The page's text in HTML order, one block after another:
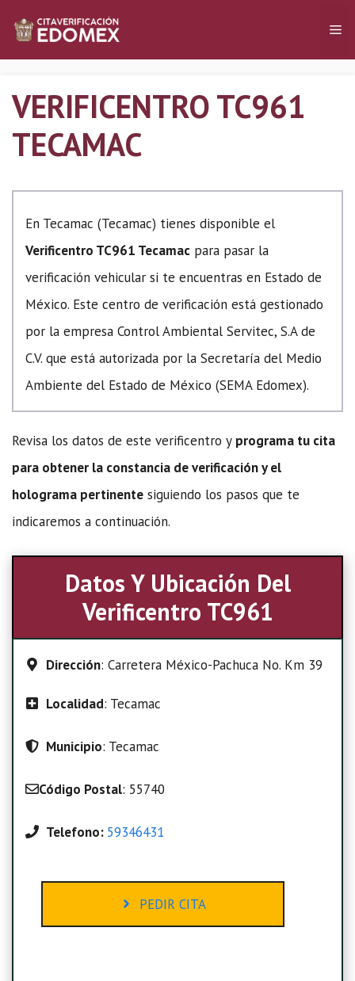
VERIFICENTRO TC961
TECAMAC
En Tecamac (Tecamac) tienes disponible el
Verificentro TC961 Tecamac para pasar la
verificación vehicular si te encuentras en Estado de
México. Este centro de verificación está gestionado
por la empresa Control Ambiental Servitec, S.A de
C.V. que está autorizada por la Secretaría del Medio
Ambiente del Estado de México (SEMA Edomex).
Revisa los datos de este verificentro y programa tu cita
para obtener la constancia de verificación y el
holograma pertinente siguiendo los pasos que te
indicaremos a continuación.
Datos Y Ubicación Del
Verificentro TC961
Dirección: Carretera México-Pachuca No. Km 39
Localidad: Tecamac
Municipio: Tecamac
Código Postal: 55740
Telefono: 59346431
PEDIR CITA